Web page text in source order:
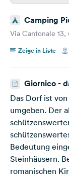
Camping
Via Cantonale
Zeige in Liste
Giornico -
Kanton
Das Dorf ist
umgeben. Der
Bedeutung
Steinhäusern.
romanischen